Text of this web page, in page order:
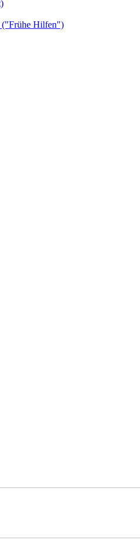
("Frühe Hilfen")